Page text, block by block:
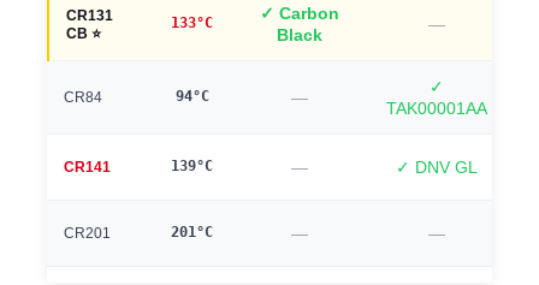
CR131
CB ⭐
133°C
✓ Carbon
Black
—
CR84 94°C —
✓
TAK00001AA
CR141 139°C — ✓ DNV GL
CR201 201°C — —